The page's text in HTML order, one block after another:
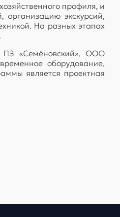
профиля, и
организацию экскурсий,
На разных этапах
ПЗ «Семёновский», ООО
оборудование,
является проектная